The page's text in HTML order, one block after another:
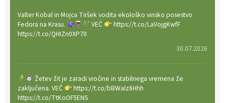
Valter Kobal in Mojca Tiršek vodita ekološko vinsko posestvo
Fedora na Krasu.
VEČ
https://t.co/LaVojgKwfF
https://t.co/QHIZn0XP70
30.07.2026
Žetev žit je zaradi vročine in stabilnega vremena že
zaključena. VEČ
https://t.co/bBWaIz6Hhh
https://t.co/TtKoOF5ENS